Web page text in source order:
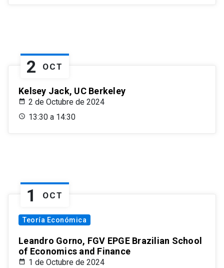
2 OCT
Kelsey Jack, UC Berkeley
2 de Octubre de 2024
13:30 a 14:30
1 OCT
Teoría Económica
Leandro Gorno, FGV EPGE Brazilian School
of Economics and Finance
1 de Octubre de 2024